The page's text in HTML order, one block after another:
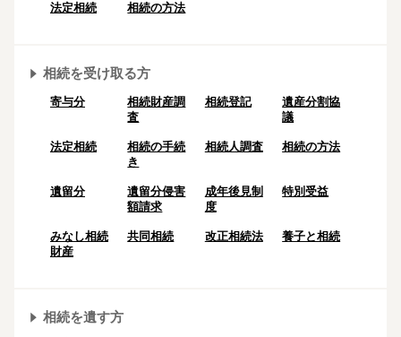
法定相続 相続の方法
相続を受け取る方
寄与分
相続財産調
査
相続登記
遺産分割協
議
法定相続
相続の⼿続
き
相続人調査 相続の方法
遺留分
遺留分侵害
額請求
成年後⾒制
度
特別受益
みなし相続
財産
共同相続 改正相続法 養子と相続
相続を遺す方